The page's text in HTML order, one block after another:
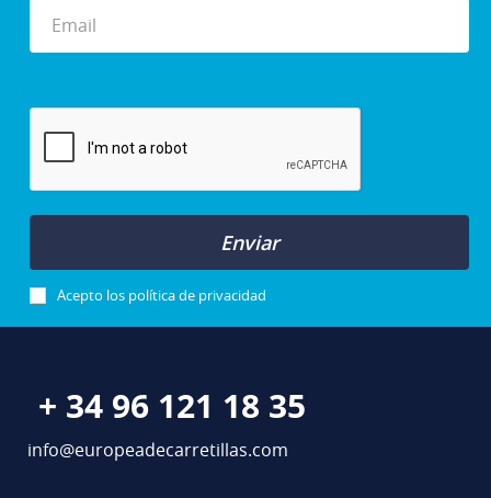
Enviar
Acepto los política de privacidad
+ 34 96 121 18 35
info@europeadecarretillas.com